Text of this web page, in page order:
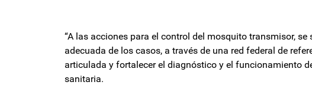
“A las acciones para el control del mosquito transmisor,
adecuada de los casos, a través de una red federal de
articulada y fortalecer el diagnóstico y el funcionamiento
sanitaria.